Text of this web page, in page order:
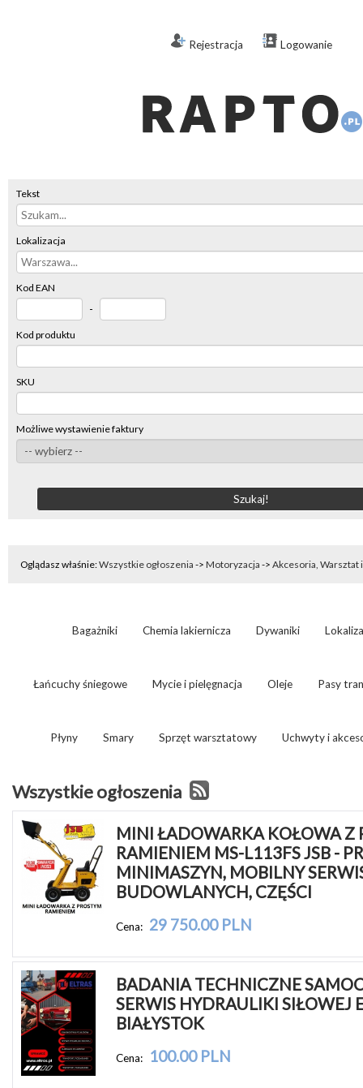
Rejestracja Logowanie
Tekst
Lokalizacja
Kod EAN
-
Kod produktu
SKU
Możliwe wystawienie faktury
Oglądasz właśnie:Wszystkie ogłoszenia -> Motoryzacja -> Akcesoria, Warsztat
Bagażniki Chemia lakiernicza Dywaniki
Łańcuchy śniegowe Mycie i pielęgnacja Oleje Pasy
Płyny Smary Sprzęt warsztatowy Uchwyty i
Wszystkie ogłoszenia
MINI ŁADOWARKA KOŁOWA Z
RAMIENIEM MS-L113FS JSB -
MINIMASZYN, MOBILNY
BUDOWLANYCH, CZĘŚCI
Cena: 29 750.00 PLN
BADANIA TECHNICZNE
SERWIS HYDRAULIKI SIŁOWEJ
BIAŁYSTOK
Cena: 100.00 PLN